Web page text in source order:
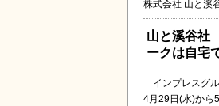
株式会社 山と溪
山と溪谷社
ークは自宅
インプレスグル
4月29日(水)から